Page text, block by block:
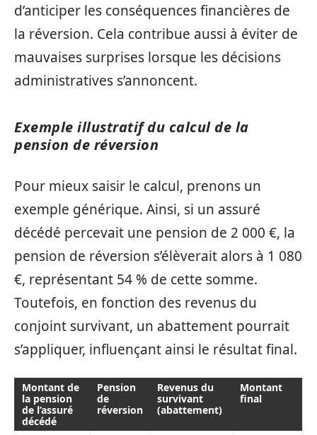
d’anticiper les conséquences financières de
la réversion. Cela contribue aussi à éviter de
mauvaises surprises lorsque les décisions
administratives s’annoncent.
Exemple illustratif du calcul de la
pension de réversion
Pour mieux saisir le calcul, prenons un
exemple générique. Ainsi, si un assuré
décédé percevait une pension de 2 000 €, la
pension de réversion s’élèverait alors à 1 080
€, représentant 54 % de cette somme.
Toutefois, en fonction des revenus du
conjoint survivant, un abattement pourrait
s’appliquer, influençant ainsi le résultat final.
Montant de
la pension
de l’assuré
décédé
Pension
de
réversion
Revenus du
survivant
(abattement)
Montant
final